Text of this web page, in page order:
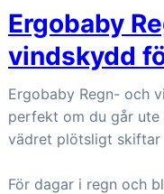
Ergobaby
vindskydd
Ergobaby Regn- och
perfekt om du går
vädret plötsligt skiftar
För dagar i regn och